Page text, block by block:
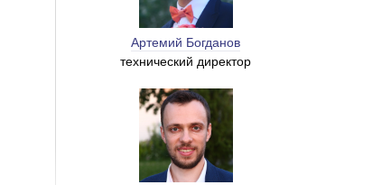
Артемий Богданов
технический директор